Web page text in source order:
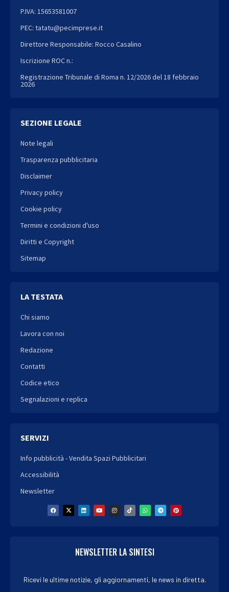
P.IVA: 15653581007
PEC: tatatu@pecimprese.it
Direttore Responsabile: Rocco Casalino
Iscrizione ROC n.:
Registrazione Tribunale di Roma n. 12/2026 del 18 febbraio
2026
SEZIONE LEGALE
Note legali
Trasparenza pubblicitaria
Disclaimer
Privacy policy
Cookie policy
Termini e condizioni d'uso
Diritti e Copyright
Sitemap
LA TESTATA
Chi siamo
Lavora con noi
Redazione
Contatti
Codice etico
Segnalazioni e replica
SERVIZI
Info pubblicità - Vendita Spazi Pubblicitari
Accessibilità
Newsletter
NEWSLETTER LA SINTESI
Ricevi le ultime notizie, gli aggiornamenti, le news in diretta.